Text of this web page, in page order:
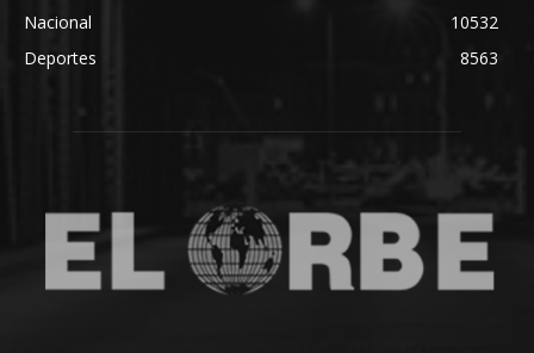
Nacional
10532
Deportes
8563